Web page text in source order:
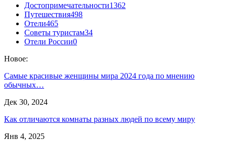
Достопримечательности1362
Путешествия498
Отели465
Советы туристам34
Отели России0
Новое:
Самые красивые женщины мира 2024 года по мнению
обычных…
Дек 30, 2024
Как отличаются комнаты разных людей по всему миру
Янв 4, 2025